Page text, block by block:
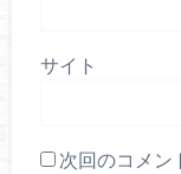
サイト
次回のコメン